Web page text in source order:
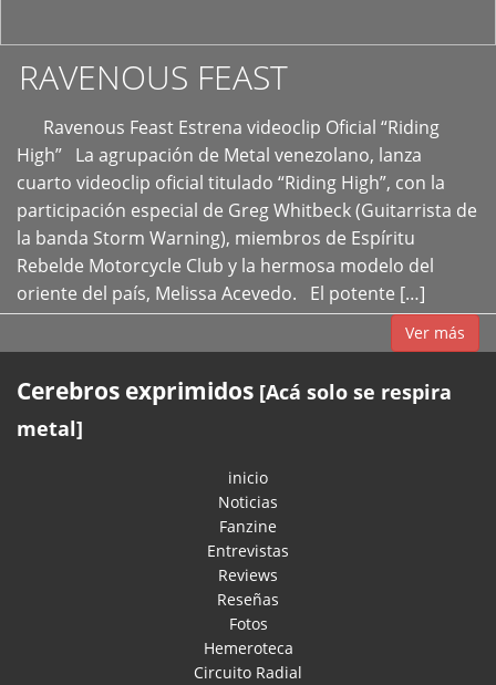
RAVENOUS FEAST
Ravenous Feast Estrena videoclip Oficial “Riding
High” La agrupación de Metal venezolano, lanza
cuarto videoclip oficial titulado “Riding High”, con la
participación especial de Greg Whitbeck (Guitarrista de
la banda Storm Warning), miembros de Espíritu
Rebelde Motorcycle Club y la hermosa modelo del
oriente del país, Melissa Acevedo. El potente […]
Ver más
Cerebros exprimidos [Acá solo se respira
metal]
inicio
Noticias
Fanzine
Entrevistas
Reviews
Reseñas
Fotos
Hemeroteca
Circuito Radial